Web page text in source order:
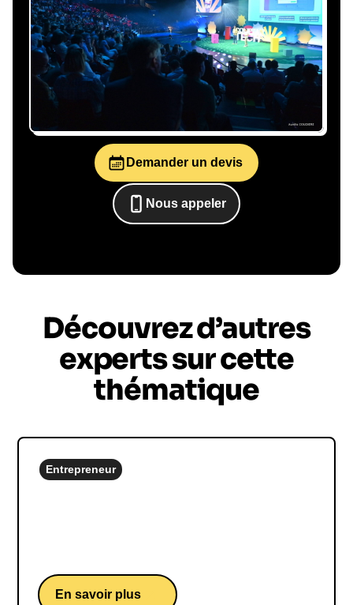
Gestion du planning, échanges avec le
conférencier, coordination logistique : vous
êtes accompagné à chaque étape, sans perte
de temps ni complication.
Le conférencier vient à
parole impactante, engageante et sur-mesure
Demander un devis
Nous appeler
0652698481
Découvrez d’autres
experts sur cette
thématique
Entrepreneur
En savoir plus